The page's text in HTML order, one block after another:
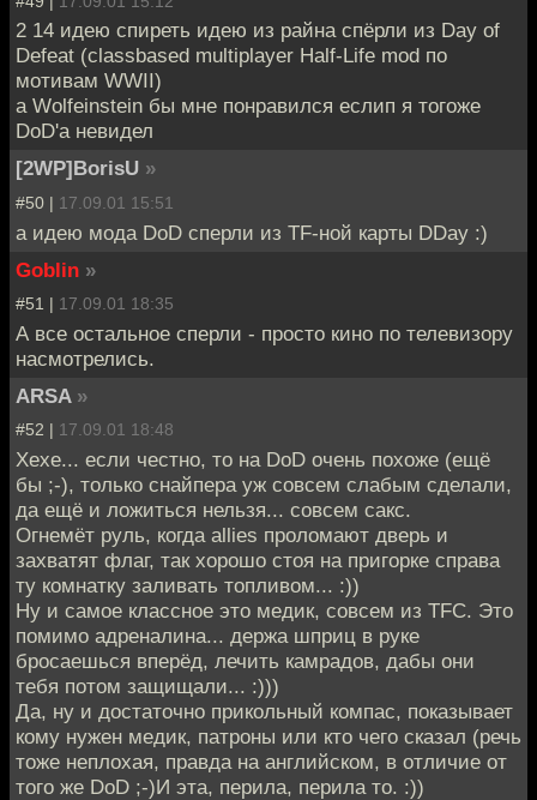
2 14 идею спиреть идею из райна спёрли из Day of
Defeat (classbased multiplayer Half-Life mod по
мотивам WWII)
а Wolfeinstein бы мне понравился еслип я тогоже
DoD'a невидел
[2WP]BorisU »
#50 | 17.09.01 15:51
а идею мода DoD сперли из TF-ной карты DDay :)
Goblin »
#51 | 17.09.01 18:35
А все остальное сперли - просто кино по телевизору
насмотрелись.
ARSA »
#52 | 17.09.01 18:48
Хехе... если честно, то на DoD очень похоже (ещё
бы ;-), только снайпера уж совсем слабым сделали,
да ещё и ложиться нельзя... совсем сакс.
Огнемёт руль, когда allies проломают дверь и
захватят флаг, так хорошо стоя на пригорке справа
ту комнатку заливать топливом... :))
Ну и самое классное это медик, совсем из TFC. Это
помимо адреналина... держа шприц в руке
бросаешься вперёд, лечить камрадов, дабы они
тебя потом защищали... :)))
Да, ну и достаточно прикольный компас, показывает
кому нужен медик, патроны или кто чего сказал (речь
тоже неплохая, правда на английском, в отличие от
того же DoD ;-)И эта, перила, перила то. :))